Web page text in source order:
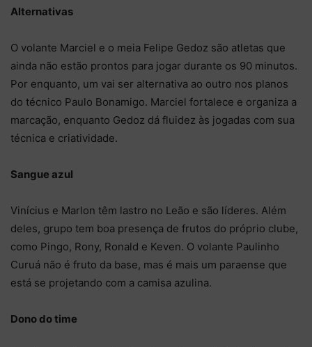
Alternativas
O volante Marciel e o meia Felipe Gedoz são atletas que
ainda não estão prontos para jogar durante os 90 minutos.
Por enquanto, um vai ser alternativa ao outro nos planos
do técnico Paulo Bonamigo. Marciel fortalece e organiza a
marcação, enquanto Gedoz dá fluidez às jogadas com sua
técnica e criatividade.
Sangue azul
Vinícius e Marlon têm lastro no Leão e são líderes. Além
deles, grupo tem boa presença de frutos do próprio clube,
como Pingo, Rony, Ronald e Keven. O volante Paulinho
Curuá não é fruto da base, mas é mais um paraense que
está se projetando com a camisa azulina.
Dono do time